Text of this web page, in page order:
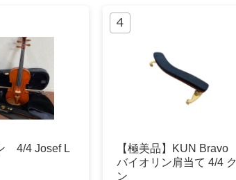
4/4 Josef L
【極美品】KUN Bravo
バイオリン肩当て 4/4 ク
ン